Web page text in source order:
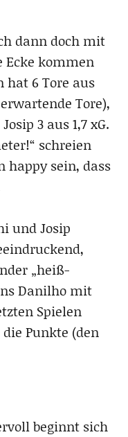
dann doch mit
Ecke kommen
hat 6 Tore aus
Tore),
3 aus 1,7 xG.
schreien
happy sein, dass
und Josip
„heiß-
Danilho mit
Spielen
Punkte (den
beginnt sich